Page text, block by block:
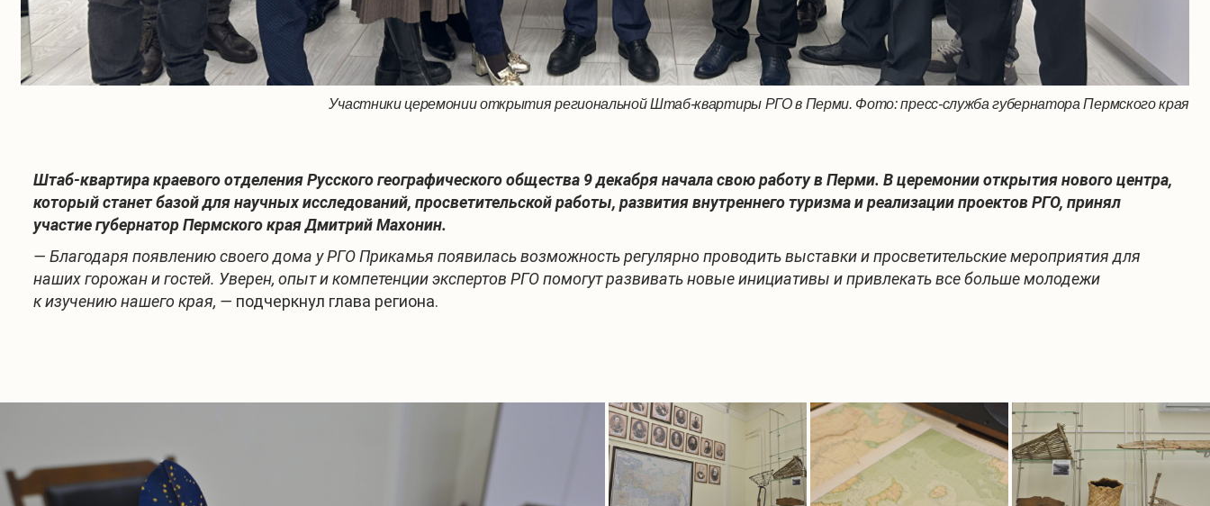
Участники церемонии открытия региональной Штаб-квартиры РГО в Перми. Фото: пресс-служба губернатора Пермского края
Штаб-квартира краевого отделения Русского географического общества 9 декабря начала свою работу в Перми. В церемонии открытия нового центра,
который станет базой для научных исследований, просветительской работы, развития внутреннего туризма и реализации проектов РГО, принял
участие губернатор Пермского края Дмитрий Махонин.
— Благодаря появлению своего дома у РГО Прикамья появилась возможность регулярно проводить выставки и просветительские мероприятия для
наших горожан и гостей. Уверен, опыт и компетенции экспертов РГО помогут развивать новые инициативы и привлекать все больше молодежи
к изучению нашего края, — подчеркнул глава региона.